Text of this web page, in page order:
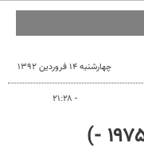
چهارشنبه ۱۴ فروردین ۱۳۹۲
- ۲۱:۲۸